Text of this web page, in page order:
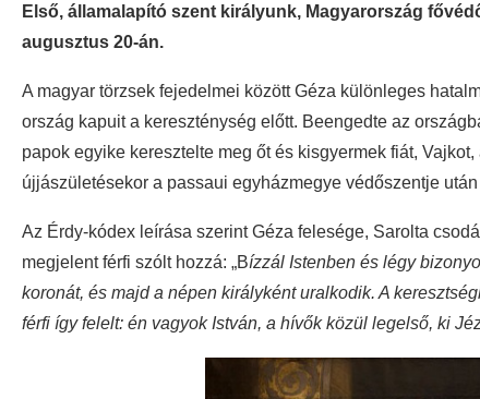
Első, államalapító szent királyunk, Magyarország
augusztus 20-án.
A magyar törzsek fejedelmei között Géza különleges
ország kapuit a kereszténység előtt. Beengedte az
papok egyike keresztelte meg őt és kisgyermek fiát,
újjászületésekor a passaui egyházmegye védőszentje
Az Érdy-kódex leírása szerint Géza felesége, Sarolta
megjelent férfi szólt hozzá: „Bízzál Istenben és légy
koronát, és majd a népen királyként uralkodik. A
férfi így felelt: én vagyok István, a hívők közül legelső, ki